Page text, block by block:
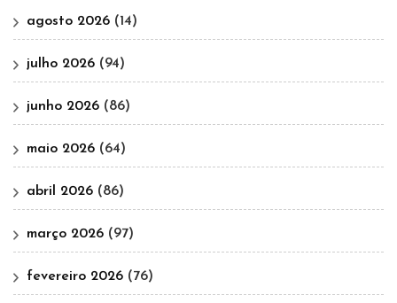
agosto 2026 (14)
julho 2026 (94)
junho 2026 (86)
maio 2026 (64)
abril 2026 (86)
março 2026 (97)
fevereiro 2026 (76)